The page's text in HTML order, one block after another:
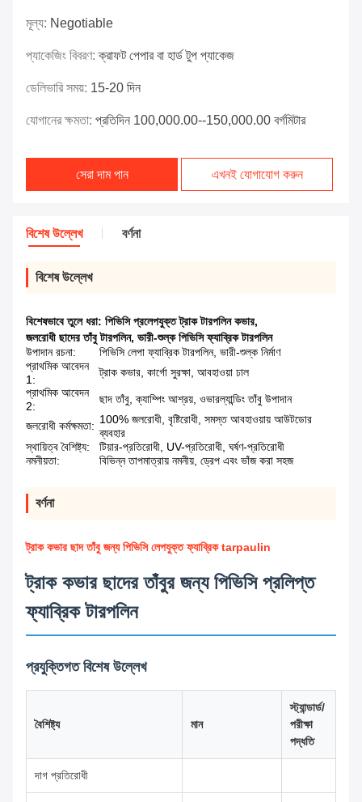
মূল্য: Negotiable
প্যাকেজিং বিবরণ:ক্রাফট পেপার বা হার্ড টুপ প্যাকেজ
ডেলিভারি সময়: 15-20 দিন
যোগানের ক্ষমতা: প্রতিদিন 100,000.00--150,000.00 বর্গমিটার
সেরা দাম পান এখনই যোগাযোগ করুন
বিশেষ উল্লেখ বর্ণনা
বিশেষ উল্লেখ
বিশেষভাবে তুলে ধরা: পিভিসি প্রলেপযুক্ত ট্রাক টারপলিন কভার,
জলরোধী ছাদের তাঁবু টারপলিন, ভারী-শুল্ক পিভিসি ফ্যাব্রিক টারপলিন
উপাদান রচনা:
পিভিসি লেপা ফ্যাব্রিক টারপলিন, ভারী-শুল্ক নির্মাণ
প্রাথমিক আবেদন
1:
ট্রাক কভার, কার্গো সুরক্ষা, আবহাওয়া ঢাল
প্রাথমিক আবেদন
2:
ছাদ তাঁবু, ক্যাম্পিং আশ্রয়, ওভারল্যান্ডিং তাঁবু উপাদান
জলরোধী কর্মক্ষমতা: 100% জলরোধী, বৃষ্টিরোধী, সমস্ত আবহাওয়ায় আউটডোর
ব্যবহার
স্থায়িত্ব বৈশিষ্ট্য:
টিয়ার-প্রতিরোধী, UV-প্রতিরোধী, ঘর্ষণ-প্রতিরোধী
নমনীয়তা:
বিভিন্ন তাপমাত্রায় নমনীয়, ড্রেপ এবং ভাঁজ করা সহজ
বর্ণনা
ট্রাক কভার ছাদ তাঁবু জন্য পিভিসি লেপযুক্ত ফ্যাব্রিক tarpaulin
ট্রাক কভার ছাদের তাঁবুর জন্য পিভিসি প্রলিপ্ত
ফ্যাব্রিক টারপলিন
প্রযুক্তিগত বিশেষ উল্লেখ
বৈশিষ্ট্য মান
স্ট্যান্ডার্ড/
পরীক্ষা
পদ্ধতি
দাগ প্রতিরোধী